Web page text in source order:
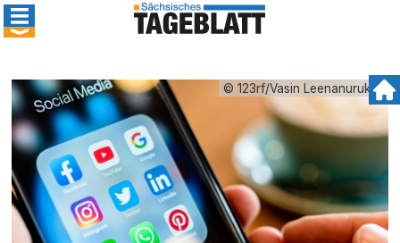
© 123rf/Vasin Leenanuruksa